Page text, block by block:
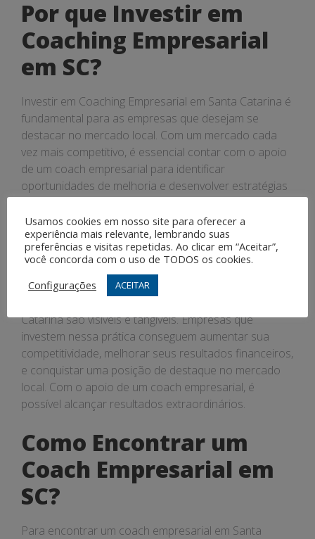
Por que Investir em
Coaching Empresarial
em SC?
Investir em Coaching Empresarial em Santa Catarina é
fundamental para as empresas que desejam se
destacar no mercado local. Com um mercado cada
vez mais competitivo, é essencial contar com o apoio
de um coach empresarial para identificar
oportunidades de melhoria e desenvolver estratégias
Resultados do Coaching
Empresarial em SC
Catarina são visíveis e tangíveis. Empresas que
investem nessa prática conseguem aumentar sua
competitividade, melhorar seus resultados financeiros,
e conquistar uma posição de destaque no mercado
local. Com o apoio de um coach empresarial, é
possível alcançar resultados extraordinários.
Como Encontrar um
Coach Empresarial em
SC?
Para encontrar um coach empresarial em Santa
Usamos cookies em nosso site para oferecer a
experiência mais relevante, lembrando suas
preferências e visitas repetidas. Ao clicar em “Aceitar”,
você concorda com o uso de TODOS os cookies.
Configurações
ACEITAR